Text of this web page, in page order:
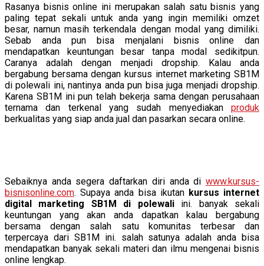
Rasanya bisnis online ini merupakan salah satu bisnis yang
paling tepat sekali untuk anda yang ingin memiliki omzet
besar, namun masih terkendala dengan modal yang dimiliki.
Sebab anda pun bisa menjalani bisnis online dan
mendapatkan keuntungan besar tanpa modal sedikitpun.
Caranya adalah dengan menjadi dropship. Kalau anda
bergabung bersama dengan kursus internet marketing SB1M
di polewali ini, nantinya anda pun bisa juga menjadi dropship.
Karena SB1M ini pun telah bekerja sama dengan perusahaan
ternama dan terkenal yang sudah menyediakan produk
berkualitas yang siap anda jual dan pasarkan secara online.
Sebaiknya anda segera daftarkan diri anda di www.kursus-
bisnisonline.com. Supaya anda bisa ikutan kursus internet
digital marketing SB1M di polewaliini. banyak sekali
keuntungan yang akan anda dapatkan kalau bergabung
bersama dengan salah satu komunitas terbesar dan
terpercaya dari SB1M ini. salah satunya adalah anda bisa
mendapatkan banyak sekali materi dan ilmu mengenai bisnis
online lengkap.